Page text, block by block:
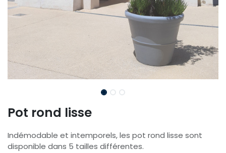
Pot rond lisse
Indémodable et intemporels, les pot rond lisse sont
disponible dans 5 tailles différentes.